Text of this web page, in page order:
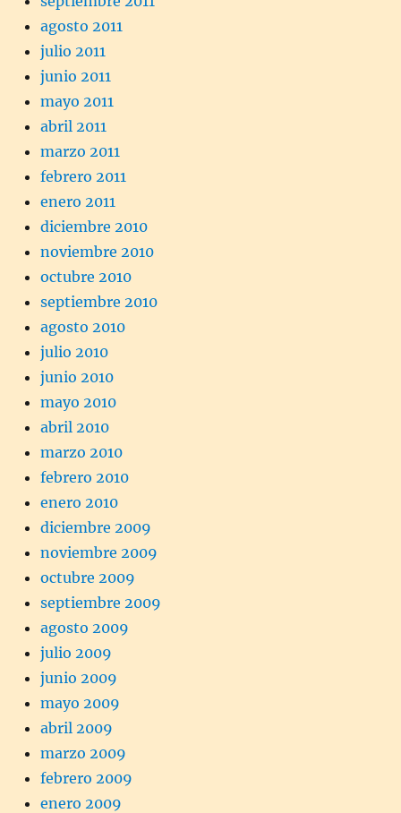
agosto 2011
julio 2011
junio 2011
mayo 2011
abril 2011
marzo 2011
febrero 2011
enero 2011
diciembre 2010
noviembre 2010
octubre 2010
septiembre 2010
agosto 2010
julio 2010
junio 2010
mayo 2010
abril 2010
marzo 2010
febrero 2010
enero 2010
diciembre 2009
noviembre 2009
octubre 2009
septiembre 2009
agosto 2009
julio 2009
junio 2009
mayo 2009
abril 2009
marzo 2009
febrero 2009
enero 2009